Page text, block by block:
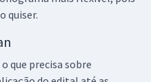
quiser.
que precisa sobre